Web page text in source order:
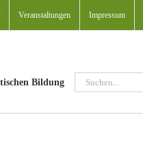
Veranstaltungen Impressum
Bildung
Suche
nach: